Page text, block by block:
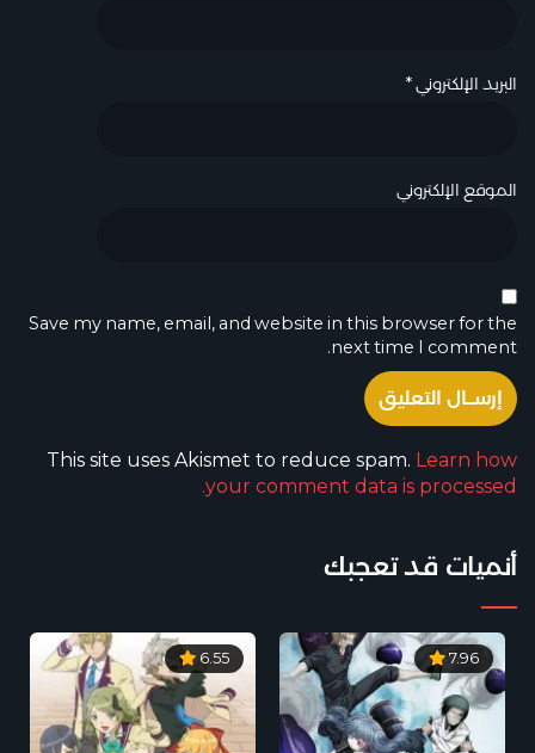
البريد الإلكتروني*
الموقع الإلكتروني
Save my name, email, and website in this browser for the
next time I comment.
This site uses Akismet to reduce spam. Learn how
your comment data is processed.
أنميات قد تعجبك
7.96
6.55